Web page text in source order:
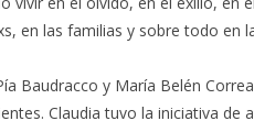
en las familias y sobre todo en
Baudracco y María Belén
Claudia tuvo la iniciativa